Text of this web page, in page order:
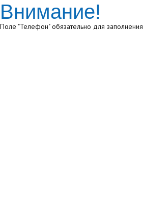
Внимание!
Поле "Телефон" обязательно для заполнения